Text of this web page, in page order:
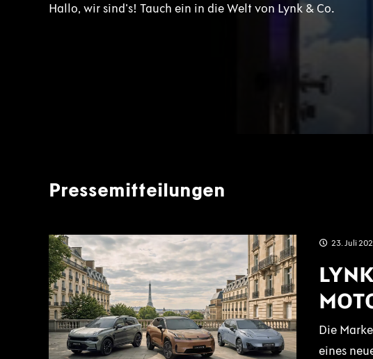
Hallo, wir sind's! Tauch ein in die Welt von Lynk & Co.
Pressemitteilungen
23. Juli
Die
eines